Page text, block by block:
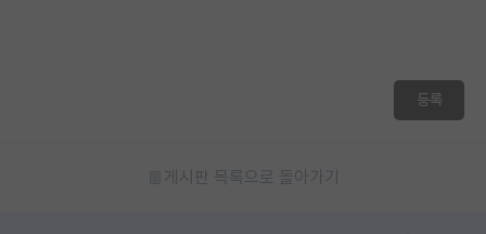
등록
게시판 목록으로 돌아가기